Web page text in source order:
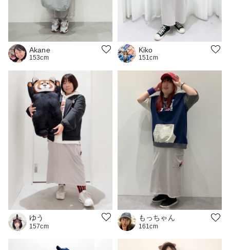
Akane
153cm
Kiko
151cm
ゆう
157cm
もっちゃん
161cm